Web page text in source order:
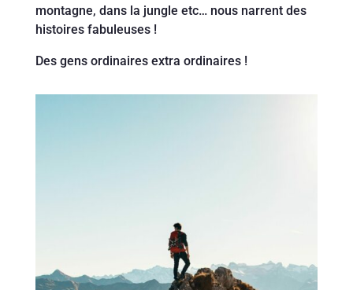
montagne, dans la jungle etc… nous narrent des
histoires fabuleuses !
Des gens ordinaires extra ordinaires !